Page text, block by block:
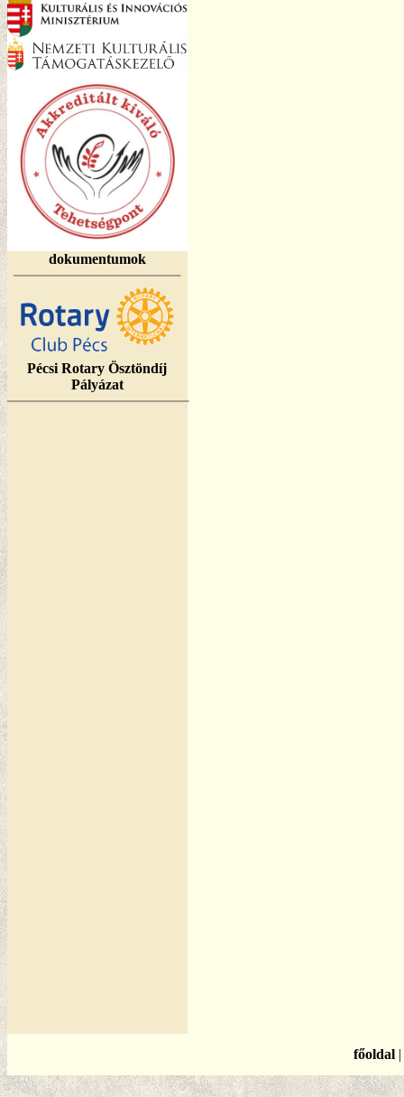
dokumentumok
Pécsi Rotary Ösztöndíj
Pályázat
főoldal |